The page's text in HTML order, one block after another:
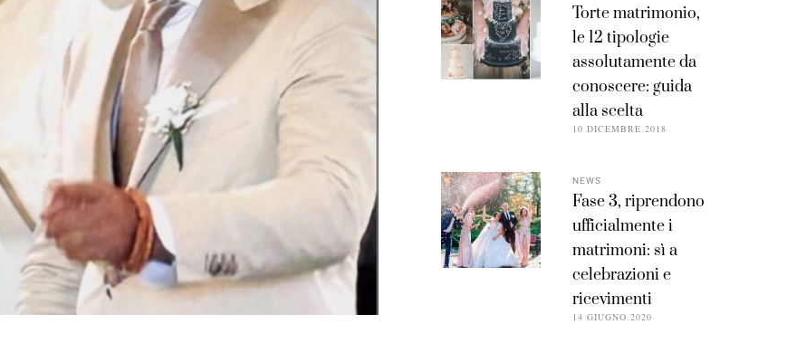
Torte matrimonio,
le 12 tipologie
assolutamente da
conoscere: guida
alla scelta
10 DICEMBRE 2018
NEWS
Fase 3, riprendono
ufficialmente i
matrimoni: sì a
celebrazioni e
ricevimenti
14 GIUGNO 2020